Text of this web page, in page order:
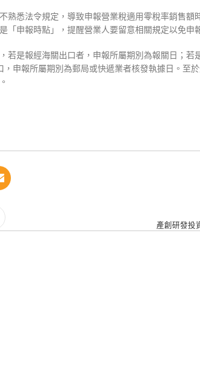
熟悉法令規定，導致申報營業稅適用零稅率銷售額
申報時點」，提醒營業人要留意相關規定以免申
若是報經海關出口者，申報所屬期別為報關日；若
申報所屬期別為郵局或快遞業者核發執據日。至
產創研發投